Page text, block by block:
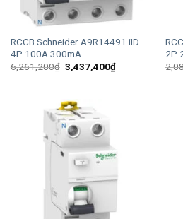
RCCB Schneider A9R14491 iID
4P 100A 300mA
6,261,200₫ Giá
gốc
3,437,400₫Giá
hiện
2P